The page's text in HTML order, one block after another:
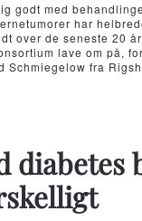
godt med
har
over de seneste 20
lave om på,
Schmiegelow fra
diabetes